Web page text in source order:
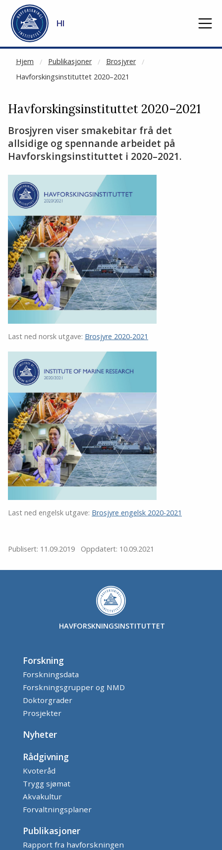
Gå til hovedinnhold
HI
Hjem Publikasjoner
Brosjyrer
Havforskingsinstituttet 2020–2021
NOT CACHED
Havforskingsinstituttet 2020–2021
Brosjyren viser smakebitar frå det
allsidige og spennande arbeidet på
Havforskingsinstituttet i 2020–2021.
Last ned norsk utgave: Brosjyre 2020-2021
Last ned engelsk utgave: Brosjyre engelsk 2020-2021
Publisert: 11.09.2019 Oppdatert: 10.09.2021
HAVFORSKNINGSINSTITUTTET
Forskning
Forskningsdata
Forskningsgrupper og NMD
Doktorgrader
Prosjekter
Nyheter
Rådgivning
Kvoteråd
Trygg sjømat
Akvakultur
Forvaltningsplaner
Publikasjoner
Rapport fra havforskningen